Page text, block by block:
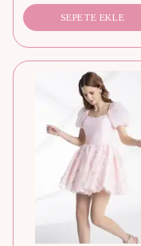
SEPETE EKLE